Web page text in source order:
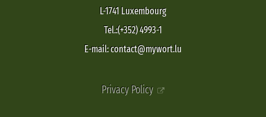
L-1741 Luxembourg
Tel.:(+352) 4993-1
E-mail: contact@mywort.lu
Privacy Policy